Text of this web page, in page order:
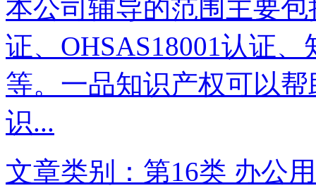
本公司辅导的范围主要包
证、OHSAS18001认证
等。一品知识产权可以
识...
文章类别：第16类 办公